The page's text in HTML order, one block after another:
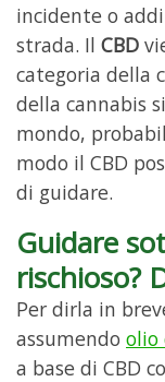
incidente o
strada. Il CBD
categoria della
della cannabis
mondo,
modo il CBD
di guidare.
Guidare
rischioso?
Per dirla in
assumendo olio
a base di CBD